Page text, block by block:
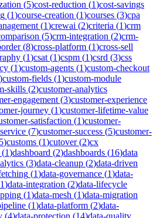
(5)cost-reduction (1)cost-savings
(1)course-creation (1)courses (3)cpa
(1)crewai (2)criteria (1)crm
(5)crm-integration (2)crm-
(8)cross-platform (1)cross-sell
(1)csat (1)cspm (1)csrd (3)css
(1)custom-agents (1)custom-checkout
)custom-fields (1)custom-module
skills (2)customer-analytics
engagement (3)customer-experience
journey (1)customer-lifetime-value
satisfaction (1)customer-
(7)customer-success (5)customer-
5)customs (1)cutover(2)cx
(1)dashboard (2)dashboards (16)data
(3)data-cleanup (2)data-driven
(1)data-governance (1)data-
1)data-integration (2)data-lifecycle
(1)data-mesh (1)data-migration
(1)data-platform (2)data-
(4)data-protection (14)data-quality